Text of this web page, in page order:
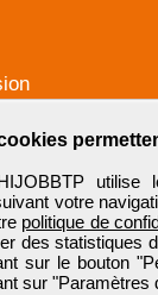
votre
politique de
des statistiques
sur le bouton
sur "Paramètres